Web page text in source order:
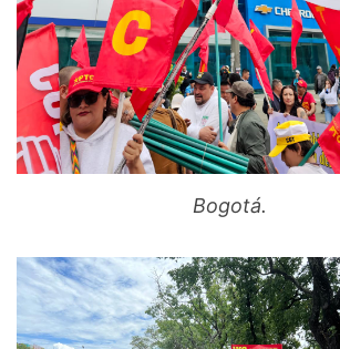
Bogotá.